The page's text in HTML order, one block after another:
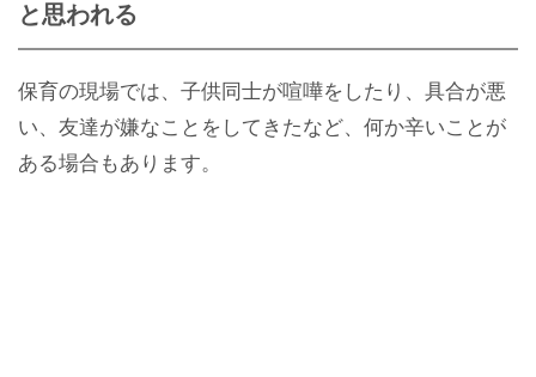
と思われる
保育の現場では、子供同士が喧嘩をしたり、具合が悪
い、友達が嫌なことをしてきたなど、何か辛いことが
ある場合もあります。